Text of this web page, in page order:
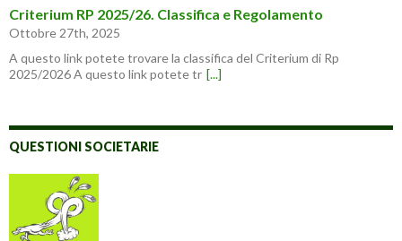
Criterium RP 2025/26. Classifica e Regolamento
Ottobre 27th, 2025
A questo link potete trovare la classifica del Criterium di Rp
2025/2026 A questo link potete tr [...]
QUESTIONI SOCIETARIE